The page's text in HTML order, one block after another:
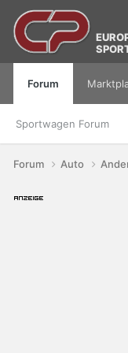
Forum
Sportwagen Forum
Forum Auto